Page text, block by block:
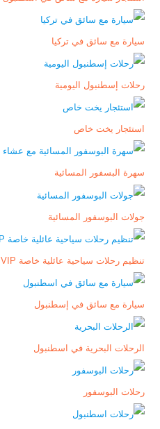
سيارة مع سائق في تركيا
رحلات إسطنبول اليومية
استئجار يخت خاص
سهرة البسفور المسائية
جولات البوسفور المسائية
تنظيم رحلات سياحية عائلية خاصة VIP
سيارة مع سائق في إسطنبول
الرحلات البحرية في اسطنبول
رحلات البوسفور